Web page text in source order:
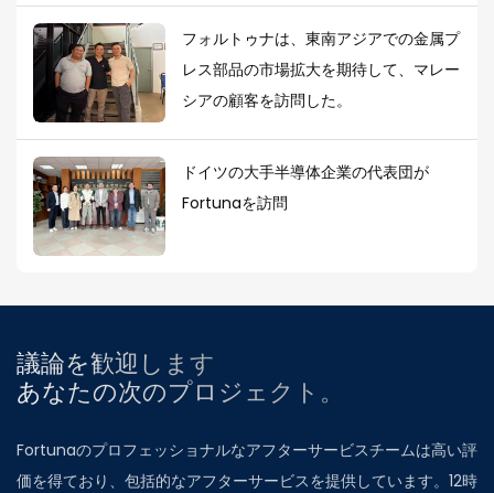
フォルトゥナは、東南アジアでの金属プ
レス部品の市場拡大を期待して、マレー
シアの顧客を訪問した。
ドイツの大手半導体企業の代表団が
Fortunaを訪問
議論を歓迎します
あなたの次のプロジェクト。
Fortunaのプロフェッショナルなアフターサービスチームは高い評
価を得ており、包括的なアフターサービスを提供しています。12時